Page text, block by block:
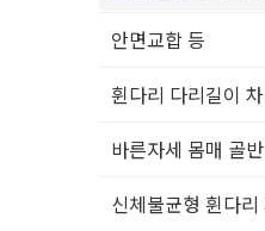
안면교합 등
휜다리 다리길이
바른자세 몸매 골
신체불균형 휜다리